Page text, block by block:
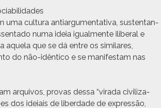
uma cul­tura antiar­gu­men­ta­ti­va, sus­ten­tan­
numa ideia igual­mente ilib­er­al e
aque­la que se dá entre os sim­i­lares,
do não-idên­ti­co e se man­i­fes­tam nas
arquiv­os, provas dessa “vira­da civ­i­liza­
dos ideiais de liber­dade de expressão,